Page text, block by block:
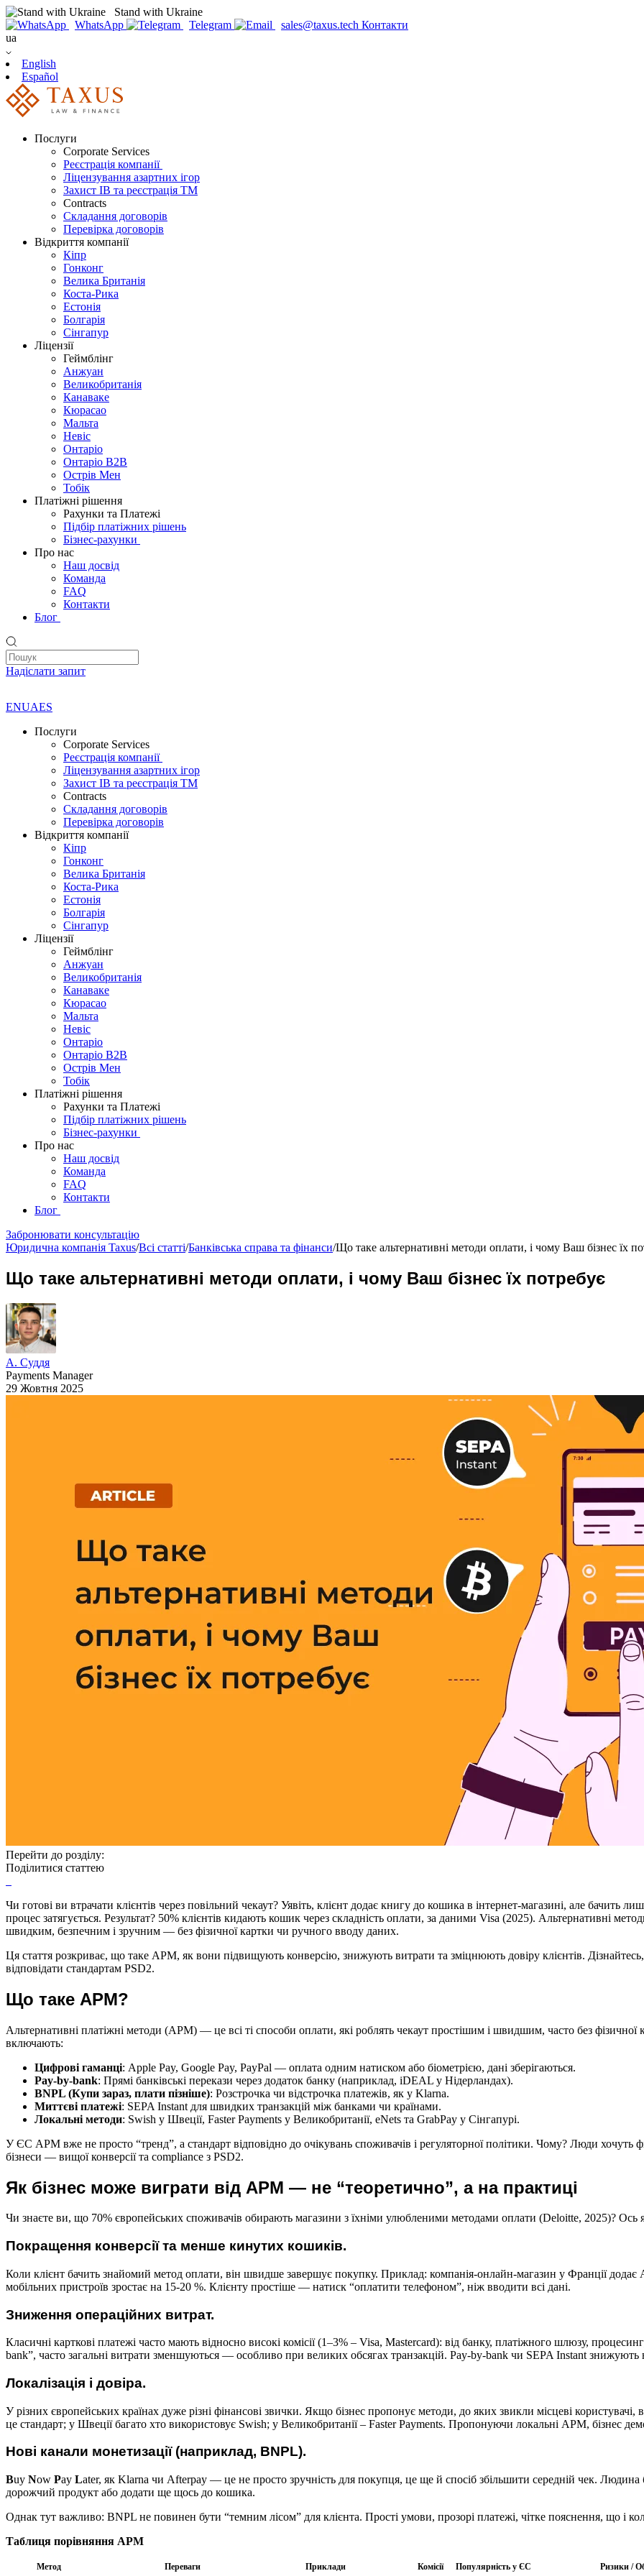
Stand with Ukraine
WhatsApp
Telegram sales@taxus.tech Контакти
ua
English
Español
Послуги
Corporate Services
Реєстрація компанії
Ліцензування азартних ігор
Захист ІВ та реєстрація ТМ
Contracts
Складання договорів
Перевірка договорів
Відкриття компанії
Кіпр
Гонконг
Велика Британія
Коста-Рика
Естонія
Болгарія
Сінгапур
Ліцензії
Геймблінг
Анжуан
Великобританія
Канаваке
Кюрасао
Мальта
Невіс
Онтаріо
Онтаріо B2B
Острів Мен
Тобік
Платіжні рішення
Рахунки та Платежі
Підбір платіжних рішень
Бізнес-рахунки
Про нас
Наш досвід
Команда
FAQ
Контакти
Блог
Надіслати запит
ENUAES
Послуги
Corporate Services
Реєстрація компанії
Ліцензування азартних ігор
Захист ІВ та реєстрація ТМ
Contracts
Складання договорів
Перевірка договорів
Відкриття компанії
Кіпр
Гонконг
Велика Британія
Коста-Рика
Естонія
Болгарія
Сінгапур
Ліцензії
Геймблінг
Анжуан
Великобританія
Канаваке
Кюрасао
Мальта
Невіс
Онтаріо
Онтаріо B2B
Острів Мен
Тобік
Платіжні рішення
Рахунки та Платежі
Підбір платіжних рішень
Бізнес-рахунки
Про нас
Наш досвід
Команда
FAQ
Контакти
Блог
Забронювати консультацію
Юридична компанія Taxus/Всі статті/Банківська справа та фінанси/Що таке альтернативні методи оплати, і чому Ваш бізнес їх
Що таке альтернативні методи оплати, і чому Ваш бізнес їх потребує
А. Суддя
Payments Manager
29 Жовтня 2025
Перейти до розділу:
Поділитися статтею
Чи готові ви втрачати клієнтів через повільний чекаут? Уявіть, клієнт додає книгу до кошика в інтернет-магазині, але
процес затягується. Результат? 50% клієнтів кидають кошик через складність оплати, за даними Visa (2025). Альтернативні
швидким, безпечним і зручним — без фізичної картки чи ручного вводу даних.
Ця стаття розкриває, що таке APM, як вони підвищують конверсію, знижують витрати та зміцнюють довіру клієнтів.
відповідати стандартам PSD2.
Що таке APM?
Альтернативні платіжні методи (APM) — це всі ті способи оплати, які роблять чекаут простішим і швидшим, часто без
включають:
Цифрові гаманці: Apple Pay, Google Pay, PayPal — оплата одним натиском або біометрією, дані зберігаються.
Pay-by-bank: Прямі банківські перекази через додаток банку (наприклад, iDEAL у Нідерландах).
BNPL (Купи зараз, плати пізніше): Розстрочка чи відстрочка платежів, як у Klarna.
Миттєві платежі: SEPA Instant для швидких транзакцій між банками чи країнами.
Локальні методи: Swish у Швеції, Faster Payments у Великобританії, eNets та GrabPay у Сінгапурі.
У ЄС APM вже не просто “тренд”, а стандарт відповідно до очікувань споживачів і регуляторної політики. Чому? Люди хочуть
бізнеси — вищої конверсії та compliance з PSD2.
Як бізнес може виграти від APM — не “теоретично”, а на практиці
Чи знаєте ви, що 70% європейських споживачів обирають магазини з їхніми улюбленими методами оплати (Deloitte, 2025)? Ось
Покращення конверсії та менше кинутих кошиків.
Коли клієнт бачить знайомий метод оплати, він швидше завершує покупку. Приклад: компанія-онлайн-магазин у Франції додає
мобільних пристроїв зростає на 15-20 %. Клієнту простіше — натиск “оплатити телефоном”, ніж вводити всі дані.
Зниження операційних витрат.
Класичні карткові платежі часто мають відносно високі комісії (1–3% – Visa, Mastercard): від банку, платіжного шлюзу,
bank”, часто загальні витрати зменшуються — особливо при великих обсягах транзакцій. Pay-by-bank чи SEPA Instant знижують
Локалізація і довіра.
У різних європейських країнах дуже різні фінансові звички. Якщо бізнес пропонує методи, до яких звикли місцеві
це стандарт; у Швеції багато хто використовує Swish; у Великобританії – Faster Payments. Пропонуючи локальні APM, бізнес
Нові канали монетизації (наприклад, BNPL).
Buy Now Pay Later, як Klarna чи Afterpay — це не просто зручність для покупця, це ще й спосіб збільшити середній чек.
дорожчий продукт або додати ще щось до кошика.
Однак тут важливо: BNPL не повинен бути “темним лісом” для клієнта. Прості умови, прозорі платежі, чітке пояснення, що і
Таблиця порівняння APM
Метод Переваги Приклади Комісії Популярність у ЄС
Ризики /